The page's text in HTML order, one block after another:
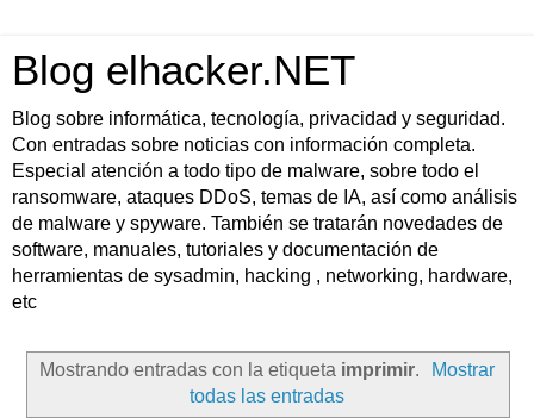
Blog elhacker.NET
Blog sobre informática, tecnología, privacidad y seguridad.
Con entradas sobre noticias con información completa.
Especial atención a todo tipo de malware, sobre todo el
ransomware, ataques DDoS, temas de IA, así como análisis
de malware y spyware. También se tratarán novedades de
software, manuales, tutoriales y documentación de
herramientas de sysadmin, hacking , networking, hardware,
etc
Mostrando entradas con la etiqueta imprimir.
Mostrar
todas las entradas